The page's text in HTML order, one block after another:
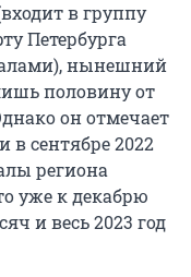
в группу
Петербурга
нынешний
половину от
он отмечает
сентябре 2022
региона
уже к декабрю
и весь 2023 год